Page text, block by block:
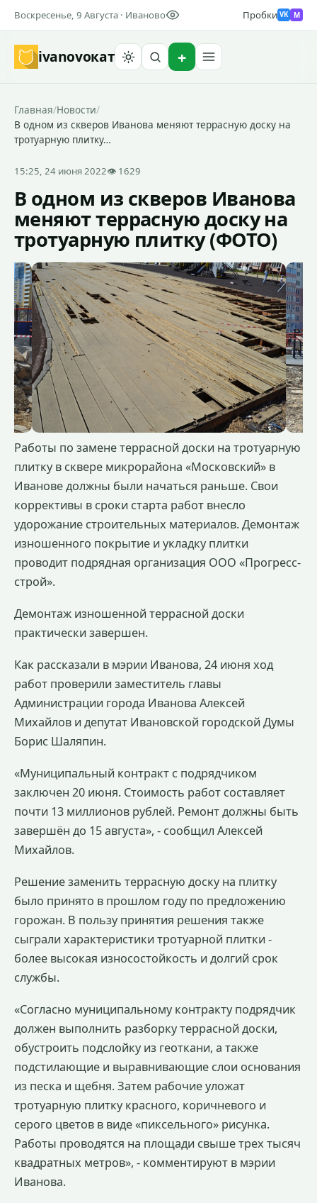
Воскресенье, 9 Августа · Иваново Пробки VK M
ivanovoкат
Главная/Новости/
В одном из скверов Иванова меняют террасную доску на
тротуарную плитку…
15:25, 24 июня 2022👁 1629
В одном из скверов Иванова
меняют террасную доску на
тротуарную плитку (ФОТО)
Работы по замене террасной доски на тротуарную
плитку в сквере микрорайона «Московский» в
Иванове должны были начаться раньше. Свои
коррективы в сроки старта работ внесло
удорожание строительных материалов. Демонтаж
изношенного покрытие и укладку плитки
проводит подрядная организация ООО «Прогресс-
строй».
Демонтаж изношенной террасной доски
практически завершен.
Как рассказали в мэрии Иванова, 24 июня ход
работ проверили заместитель главы
Администрации города Иванова Алексей
Михайлов и депутат Ивановской городской Думы
Борис Шаляпин.
«Муниципальный контракт с подрядчиком
заключен 20 июня. Стоимость работ составляет
почти 13 миллионов рублей. Ремонт должны быть
завершён до 15 августа», - сообщил Алексей
Михайлов.
Решение заменить террасную доску на плитку
было принято в прошлом году по предложению
горожан. В пользу принятия решения также
сыграли характеристики тротуарной плитки -
более высокая износостойкость и долгий срок
службы.
«Согласно муниципальному контракту подрядчик
должен выполнить разборку террасной доски,
обустроить подслойку из геоткани, а также
подстилающие и выравнивающие слои основания
из песка и щебня. Затем рабочие уложат
тротуарную плитку красного, коричневого и
серого цветов в виде «пиксельного» рисунка.
Работы проводятся на площади свыше трех тысяч
квадратных метров», - комментируют в мэрии
Иванова.